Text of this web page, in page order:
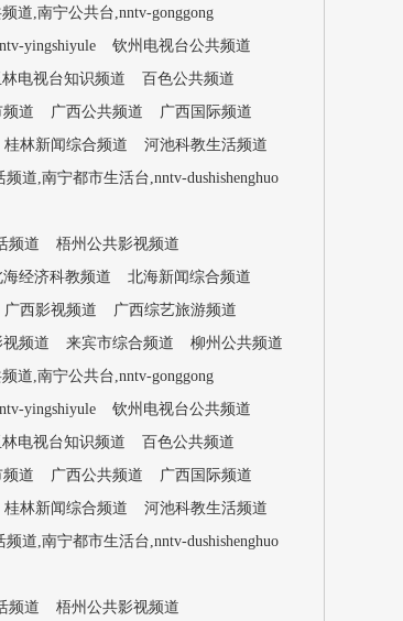
道,南宁公共台,nntv-gonggong
yingshiyule
钦州电视台公共频道
林电视台知识频道
百色公共频道
道 广西公共频道
广西国际频道
桂林新闻综合频道
河池科教生活频道
道,南宁都市生活台,nntv-dushishenghuo
频道
梧州公共影视频道
海经济科教频道
北海新闻综合频道
广西影视频道
广西综艺旅游频道
频道 来宾市综合频道
柳州公共频道
道,南宁公共台,nntv-gonggong
yingshiyule
钦州电视台公共频道
林电视台知识频道
百色公共频道
道 广西公共频道
广西国际频道
桂林新闻综合频道
河池科教生活频道
道,南宁都市生活台,nntv-dushishenghuo
频道 梧州公共影视频道